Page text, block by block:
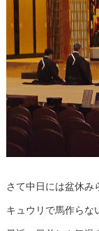
さて中日には盆休み
キュウリで馬作らな